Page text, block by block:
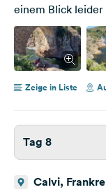
einem Blick
Zeige in Liste
Tag 8
Calvi,